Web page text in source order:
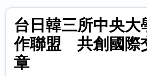
台日韓三所中央大
作聯盟 共創國際
章